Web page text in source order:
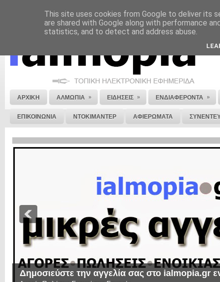
ΝΟΜΙΚΗ ΣΗΜΕΙΩΣΗ ΔΙΑΦΗΜΙΣΗ ΕΠΙΚΟΙΝΩΝΙΑ ΣΤΕΙΛΕ ΜΑΣ
ΑΡΧΙΚΗ ΑΛΜΩΠΙΑ » ΕΙΔΗΣΕΙΣ » ΕΝΔΙΑΦΕΡΟΝΤΑ »
ΕΠΙΚΟΙΝΩΝΙΑ ΝΤΟΚΙΜΑΝΤΕΡ ΑΦΙΕΡΩΜΑΤΑ
Δημοσιεύστε την αγγελία σας στο ialmopia.gr
This site uses cookies from Google to deliver its
are shared with Google along with performance
statistics, and to detect and address abuse.